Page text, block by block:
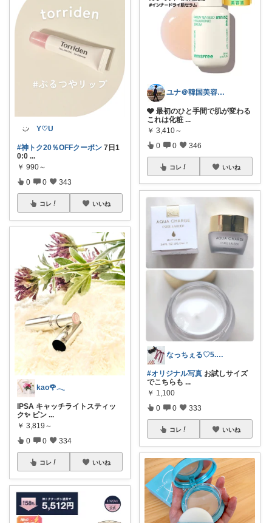
Y♡U
#神トク20％OFFクーポン 7日1
0:0 ...
￥ 990～
0 0 343
コレ いいね
kao🌹𓂃
IPSA キャッチライトスティッ
ク✨ ピン ...
￥ 3,819～
0 0 334
コレ いいね
ユナ＠韓国美容と雑貨
🩶 最初のひと手間で肌が変わる
これは化粧 ...
￥ 3,410～
0 0 346
コレ いいね
なっちぇる♡5.6感謝です🥰
#オリジナル写真 お試しサイズ
でこちらも ...
￥ 1,100
0 0 333
コレ いいね